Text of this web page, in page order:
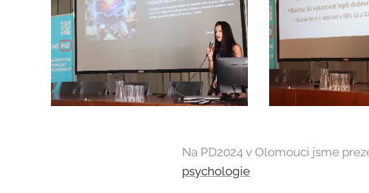
Na PD2024 v Olomouci jsme
psychologie